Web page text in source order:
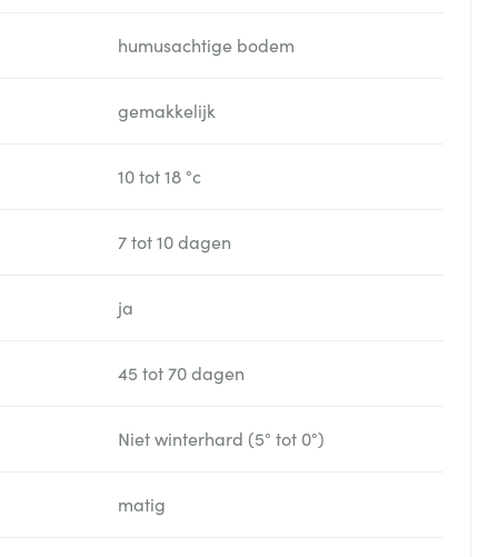
humusachtige bodem
gemakkelijk
10 tot 18 °c
7 tot 10 dagen
ja
45 tot 70 dagen
Niet winterhard (5° tot 0°)
matig